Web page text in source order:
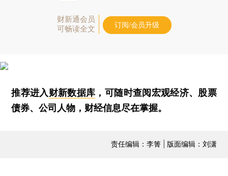
财新通会员
可畅读全文
订阅/会员升级
推荐进入财新数据库 ，可随时查阅宏观经济、股票
债券、公司人物，财经信息尽在掌握。
责任编辑：李箐 | 版面编辑：刘潇